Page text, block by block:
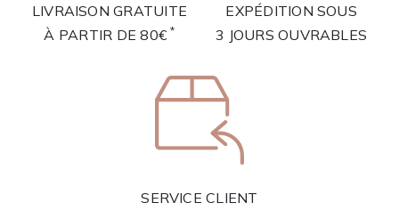
LIVRAISON GRATUITE
À PARTIR DE 80€*
EXPÉDITION SOUS
3 JOURS OUVRABLES
SERVICE CLIENT